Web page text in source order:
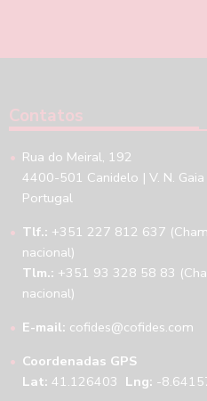
Contatos
Rua do Meiral, 192
4400-501 Canidelo | V. N. Gaia
Portugal
Tlf.: +351 227 812 637
nacional)
Tlm.: +351 93 328 58 83
nacional)
E-mail: cofides@cofides.com
Coordenadas GPS
Lat: 41.126403 Lng: -